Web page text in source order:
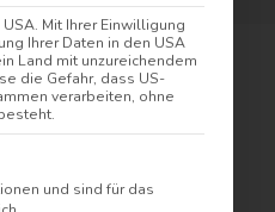
Mit Ihrer Einwilligung
Ihrer Daten in den USA
Land mit unzureichendem
die Gefahr, dass US-
verarbeiten, ohne
eine Einwilligung
und sind für das